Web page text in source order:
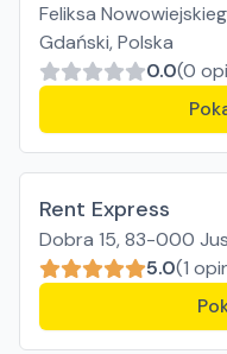
Feliksa
Gdański, Polska
0.0(0
Rent Express
Dobra 15, 83-000
5.0(1